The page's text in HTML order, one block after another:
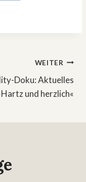
WEITER
Doku: Aktuelles
und herzlich«